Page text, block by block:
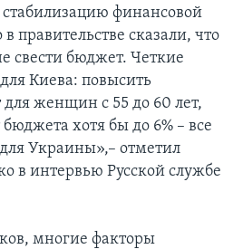
финансовой
правительстве сказали, что
свести бюджет. Четкие
Киева: повысить
женщин с 55 до 60 лет,
хотя бы до 6% – все
Украины»,– отметил
в интервью Русской службе
многие факторы